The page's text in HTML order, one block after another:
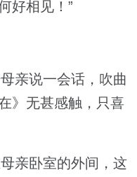
好相见！”
亲说一会话，吹曲
》无甚感触，只喜
亲卧室的外间，这